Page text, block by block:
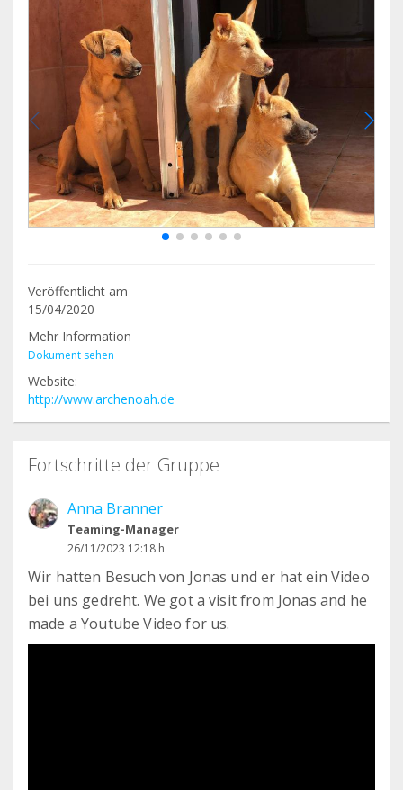
Veröffentlicht am
15/04/2020
Mehr Information
Dokument sehen
Website:
http://www.archenoah.de
Fortschritte der Gruppe
Anna Branner
Teaming-Manager
26/11/2023 12:18 h
Wir hatten Besuch von Jonas und er hat ein Video
bei uns gedreht. We got a visit from Jonas and he
made a Youtube Video for us.